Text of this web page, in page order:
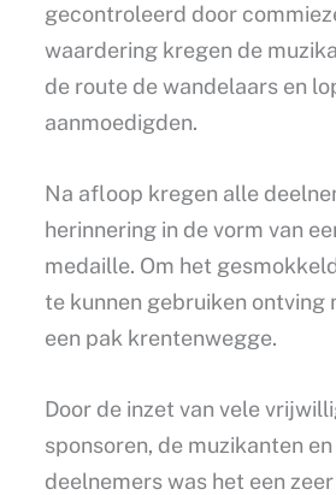
gecontroleerd door
waardering kregen de
de route de wandelaars en
aanmoedigden.
Na afloop kregen alle
herinnering in de vorm van
medaille. Om het
te kunnen gebruiken ontving
een pak krentenwegge.
Door de inzet van vele
sponsoren, de muzikanten
deelnemers was het een